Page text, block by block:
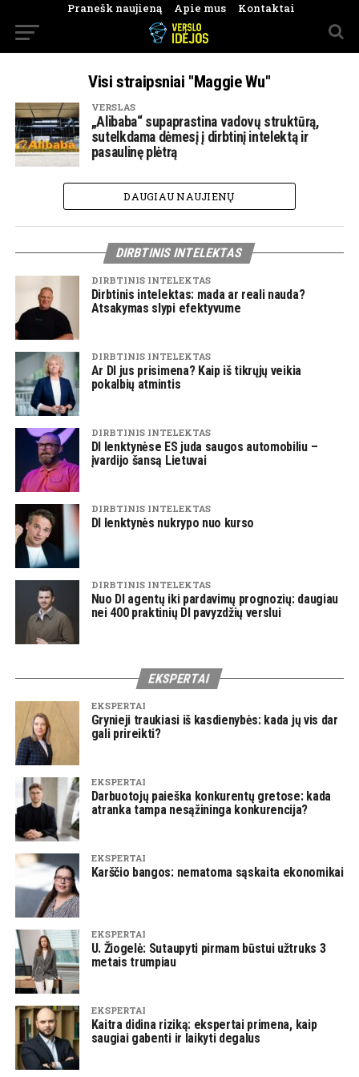
Pranešk naujieną Apie mus Kontaktai
Visi straipsniai "Maggie Wu"
VERSLAS
„Alibaba“ supaprastina vadovų struktūrą,
sutelkdama dėmesį į dirbtinį intelektą ir
pasaulinę plėtrą
DAUGIAU NAUJIENŲ
DIRBTINIS INTELEKTAS
DIRBTINIS INTELEKTAS
Dirbtinis intelektas: mada ar reali nauda?
Atsakymas slypi efektyvume
DIRBTINIS INTELEKTAS
Ar DI jus prisimena? Kaip iš tikrųjų veikia
pokalbių atmintis
DIRBTINIS INTELEKTAS
DI lenktynėse ES juda saugos automobiliu –
įvardijo šansą Lietuvai
DIRBTINIS INTELEKTAS
DI lenktynės nukrypo nuo kurso
DIRBTINIS INTELEKTAS
Nuo DI agentų iki pardavimų prognozių: daugiau
nei 400 praktinių DI pavyzdžių verslui
EKSPERTAI
EKSPERTAI
Grynieji traukiasi iš kasdienybės: kada jų vis dar
gali prireikti?
EKSPERTAI
Darbuotojų paieška konkurentų gretose: kada
atranka tampa nesąžininga konkurencija?
EKSPERTAI
Karščio bangos: nematoma sąskaita ekonomikai
EKSPERTAI
U. Žiogelė: Sutaupyti pirmam būstui užtruks 3
metais trumpiau
EKSPERTAI
Kaitra didina riziką: ekspertai primena, kaip
saugiai gabenti ir laikyti degalus